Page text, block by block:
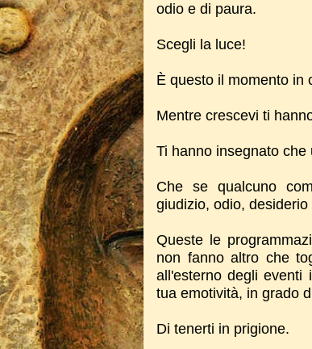
odio e di paura.
Scegli la luce!
È questo il momento in
Mentre crescevi ti
Ti hanno insegnato
Che se qualcuno
giudizio, odio,
Queste le
non fanno altro che
all'esterno degli
tua emotività, in grado
Di tenerti in prigione.